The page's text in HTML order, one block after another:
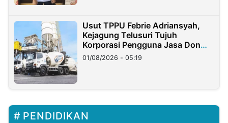
Usut TPPU Febrie Adriansyah,
Kejagung Telusuri Tujuh
Korporasi Pengguna Jasa Don
Ritto
01/08/2026 - 05:19
PENDIDIKAN